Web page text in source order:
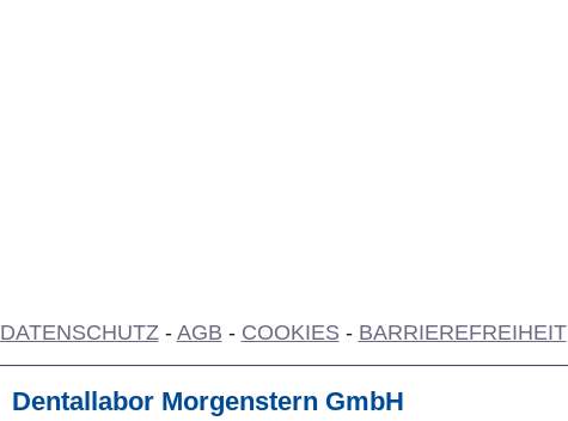
DATENSCHUTZ- AGB - COOKIES - BARRIEREFREIHEIT
Dentallabor Morgenstern GmbH